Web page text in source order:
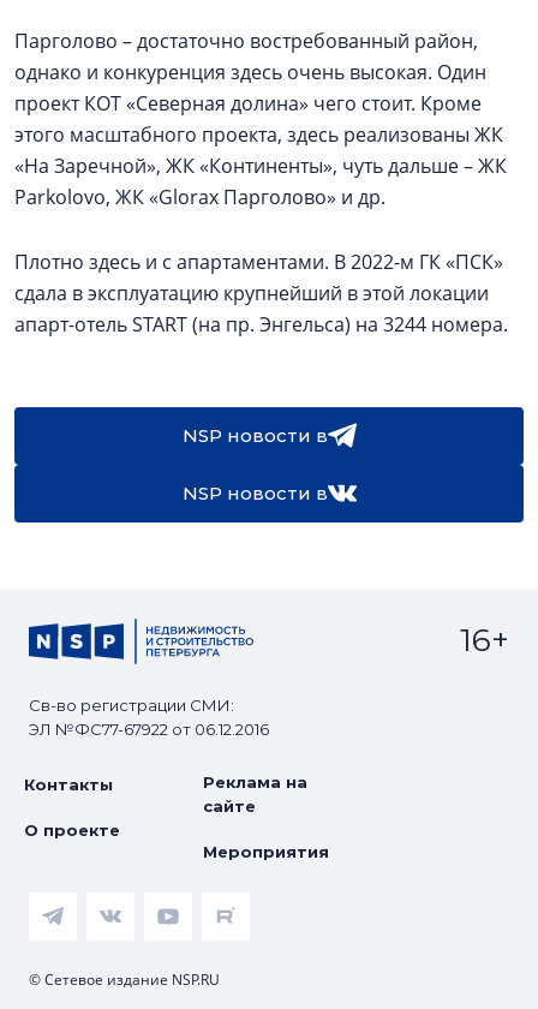
Парголово – достаточно востребованный район,
однако и конкуренция здесь очень высокая. Один
проект КОТ «Северная долина» чего стоит. Кроме
этого масштабного проекта, здесь реализованы ЖК
«На Заречной», ЖК «Континенты», чуть дальше – ЖК
Parkolovо, ЖК «Glorax Парголово» и др.
Плотно здесь и с апартаментами. В 2022-м ГК «ПСК»
сдала в эксплуатацию крупнейший в этой локации
апарт-отель START (на пр. Энгельса) на 3244 номера.
NSP новости в
NSP новости в
Св-во регистрации СМИ:
ЭЛ №ФС77-67922 от 06.12.2016
16+
Контакты
О проекте
Реклама на
сайте
Мероприятия
© Сетевое издание NSP.RU